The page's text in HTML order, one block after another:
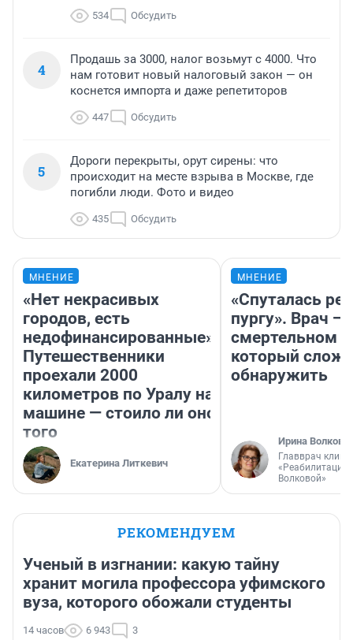
534 Обсудить
4
Продашь за 3000, налог возьмут с 4000. Что
нам готовит новый налоговый закон — он
коснется импорта и даже репетиторов
447 Обсудить
5
Дороги перекрыты, орут сирены: что
происходит на месте взрыва в Москве, где
погибли люди. Фото и видео
435 Обсудить
МНЕНИЕ
«Нет некрасивых
городов, есть
недофинансированные».
Путешественники
проехали 2000
километров по Уралу на
машине — стоило ли оно
того
Екатерина Литкевич
МНЕНИЕ
«Спуталась
пургу». Врач —
смертельном
который
обнаружить
Ирина Волкова
Главврач
«Реабилитация
Волковой»
РЕКОМЕНДУЕМ
Ученый в изгнании: какую тайну
хранит могила профессора уфимского
вуза, которого обожали студенты
14 часов 6 943 3